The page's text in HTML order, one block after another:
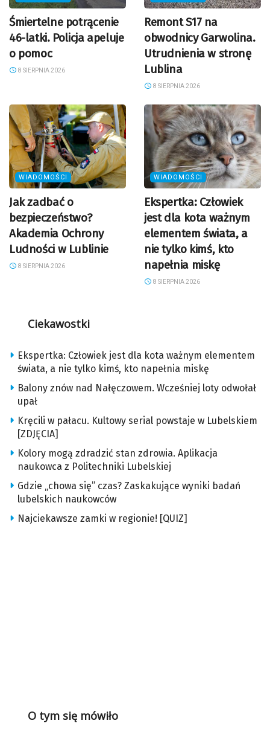
Śmiertelne potrącenie
46-latki. Policja apeluje
o pomoc
8 SIERPNIA 2026
Remont S17 na
obwodnicy Garwolina.
Utrudnienia w stronę
Lublina
8 SIERPNIA 2026
WIADOMOŚCI
Jak zadbać o
bezpieczeństwo?
Akademia Ochrony
Ludności w Lublinie
8 SIERPNIA 2026
WIADOMOŚCI
Ekspertka: Człowiek
jest dla kota ważnym
elementem świata, a
nie tylko kimś, kto
napełnia miskę
8 SIERPNIA 2026
Ciekawostki
Ekspertka: Człowiek jest dla kota ważnym elementem
świata, a nie tylko kimś, kto napełnia miskę
Balony znów nad Nałęczowem. Wcześniej loty odwołał
upał
Kręcili w pałacu. Kultowy serial powstaje w Lubelskiem
[ZDJĘCIA]
Kolory mogą zdradzić stan zdrowia. Aplikacja
naukowca z Politechniki Lubelskiej
Gdzie „chowa się” czas? Zaskakujące wyniki badań
lubelskich naukowców
Najciekawsze zamki w regionie! [QUIZ]
O tym się mówiło